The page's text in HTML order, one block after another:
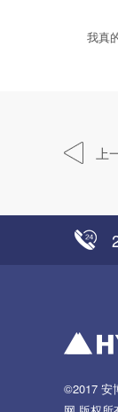
我真的
上
©2017 安